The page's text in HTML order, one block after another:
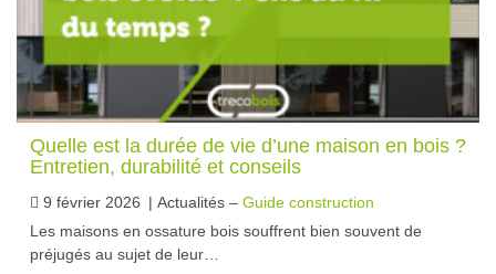
Quelle est la durée de vie d’une maison en bois ?
Entretien, durabilité et conseils
9 février 2026 | Actualités – Guide construction
Les maisons en ossature bois souffrent bien souvent de
préjugés au sujet de leur…